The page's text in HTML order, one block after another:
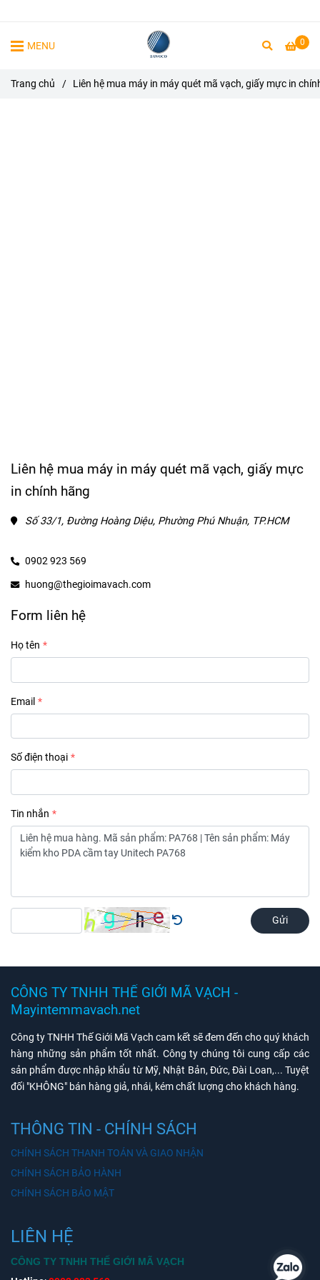
0
MENU
Trang chủ / Liên hệ mua máy in máy quét mã vạch, giấy mực in
Liên hệ mua máy in máy quét mã vạch, giấy mực
in chính hãng
Số 33/1, Đường Hoàng Diệu, Phường Phú Nhuận, TP.HCM
0902 923 569
huong@thegioimavach.com
Form liên hệ
Họ tên
Email
Số điện thoại
Tin nhắn
Gửi
CÔNG TY TNHH THẾ GIỚI MÃ VẠCH -
Mayintemmavach.net
Công ty TNHH Thế Giới Mã Vạch cam kết sẽ đem đến cho quý khách
hàng những sản phẩm tốt nhất. Công ty chúng tôi cung cấp các
sản phẩm được nhập khẩu từ Mỹ, Nhật Bản, Đức, Đài Loan,... Tuyệt
đối "KHÔNG" bán hàng giả, nhái, kém chất lượng cho khách hàng.
THÔNG TIN - CHÍNH SÁCH
CHÍNH SÁCH THANH TOÁN VÀ GIAO NHẬN
CHÍNH SÁCH BẢO HÀNH
CHÍNH SÁCH BẢO MẬT
LIÊN HỆ
CÔNG TY TNHH THẾ GIỚI MÃ VẠCH